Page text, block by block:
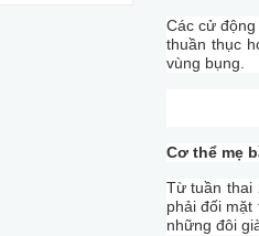
Các cử
thuần thục
vùng bụng.
Cơ thể mẹ
Từ tuần thai
phải đối
những đôi